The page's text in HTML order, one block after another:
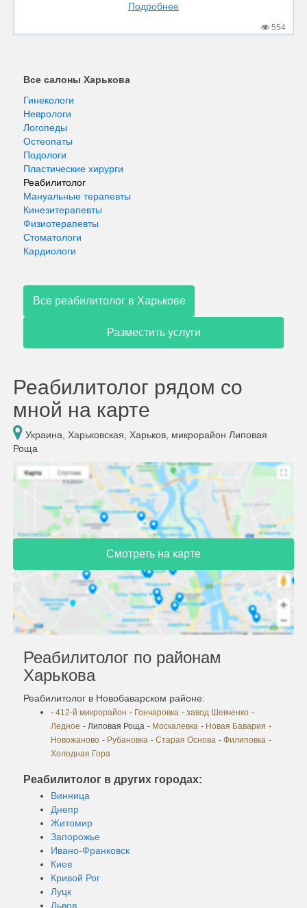
Подробнее
554
Все салоны Харькова
Гинекологи
Неврологи
Логопеды
Остеопаты
Подологи
Пластические хирурги
Реабилитолог
Мануальные терапевты
Кинезитерапевты
Физиотерапевты
Стоматологи
Кардиологи
Все реабилитолог в Харькове
Разместить услуги
Реабилитолог рядом со
мной на карте
Украина, Харьковская, Харьков, микрорайон Липовая
Роща
Смотреть на карте
Реабилитолог по районам
Харькова
Реабилитолог в Новобаварском районе:
- 412-й микрорайон - Гончаровка - завод Шевченко -
Ледное - Липовая Роща - Москалевка - Новая Бавария -
Новожаново - Рубановка - Старая Основа - Филиповка -
Холодная Гора
Реабилитолог в других городах:
Винница
Днепр
Житомир
Запорожье
Ивано-Франковск
Киев
Кривой Рог
Луцк
Львов